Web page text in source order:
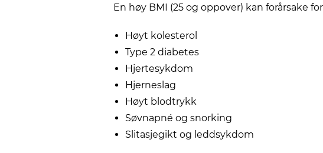
En høy BMI (25 og oppover) kan forårsake
Høyt kolesterol
Type 2 diabetes
Hjertesykdom
Hjerneslag
Høyt blodtrykk
Søvnapné og snorking
Slitasjegikt og leddsykdom